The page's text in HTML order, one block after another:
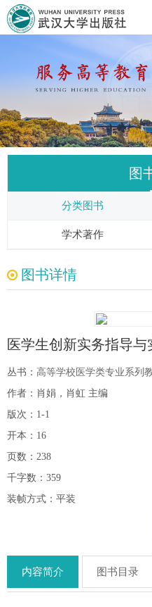
图
分类图书
学术著作
图书详情
医学生创新实务指导与
丛书： 高等学校医学类专业系列
作者：肖娟，肖虹 主编
版次：1-1
开本：16
页数：238
千字数：359
装帧方式：平装
内容简介 图书目录